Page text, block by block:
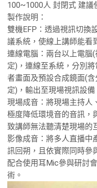
100~1000人 封閉式 建議
製作說明：
雙機EFP：透過視訊切換
議系統，使線上講師能看
連線電腦：兩台以上電腦
定)，連線至系統，分別
者畫面及預設合成鏡面(
定)，輸出至現場視訊設備
現場成音：將現場主持人
極度降低環境音的音訊，
致講師無法聽清楚現場的
影像成音：將多人直播中
訊回朔，且依實際同時參
配合使用耳Mic參與研討
術。